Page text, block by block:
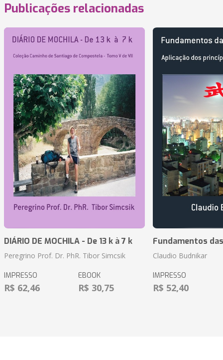
Publicações relacionadas
DIÁRIO DE MOCHILA - De 13 k à 7 k
Peregrino Prof. Dr. PhR. Tibor Simcsik
IMPRESSO
R$ 62,46
EBOOK
R$ 30,75
Fundamentos
Claudio Budnikar
IMPRESSO
R$ 52,40